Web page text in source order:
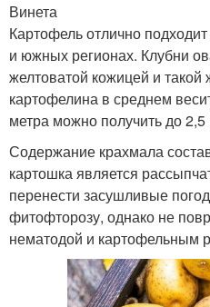
Винета
Картофель отлично
и южных регионах. Клубни
желтоватой кожицей и
картофелина в среднем
метра можно получить до 2,5
Содержание крахмала
картошка является
перенести засушливые
фитофторозу, однако не
нематодой и картофельным